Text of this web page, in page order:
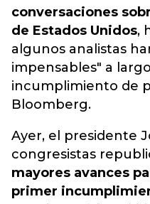
conversaciones
de Estados Unidos,
algunos analistas
impensables" a
incumplimiento de
Bloomberg.
Ayer, el presidente
congresistas
mayores avances
primer